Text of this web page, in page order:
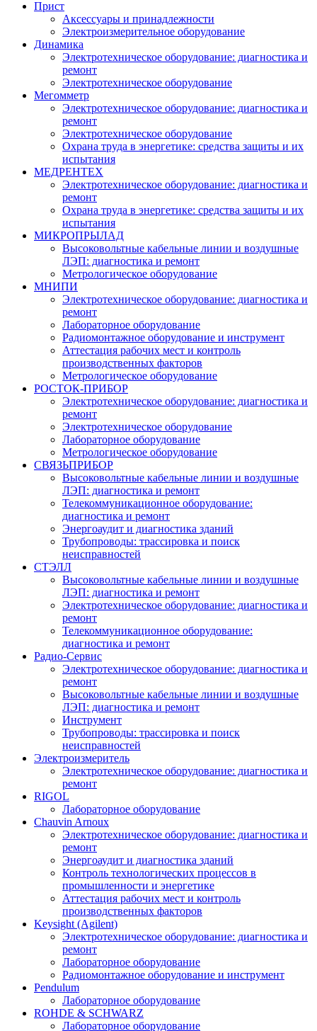
Прист
Аксессуары и принадлежности
Электроизмерительное оборудование
Динамика
Электротехническое оборудование: диагностика и
ремонт
Электротехническое оборудование
Мегомметр
Электротехническое оборудование: диагностика и
ремонт
Электротехническое оборудование
Охрана труда в энергетике: средства защиты и их
испытания
МЕДРЕНТЕХ
Электротехническое оборудование: диагностика и
ремонт
Охрана труда в энергетике: средства защиты и их
испытания
МИКРОПРЫЛАД
Высоковольтные кабельные линии и воздушные
ЛЭП: диагностика и ремонт
Метрологическое оборудование
МНИПИ
Электротехническое оборудование: диагностика и
ремонт
Лабораторное оборудование
Радиомонтажное оборудование и инструмент
Аттестация рабочих мест и контроль
производственных факторов
Метрологическое оборудование
РОСТОК-ПРИБОР
Электротехническое оборудование: диагностика и
ремонт
Электротехническое оборудование
Лабораторное оборудование
Метрологическое оборудование
СВЯЗЬПРИБОР
Высоковольтные кабельные линии и воздушные
ЛЭП: диагностика и ремонт
Телекоммуникационное оборудование:
диагностика и ремонт
Энергоаудит и диагностика зданий
Трубопроводы: трассировка и поиск
неисправностей
СТЭЛЛ
Высоковольтные кабельные линии и воздушные
ЛЭП: диагностика и ремонт
Электротехническое оборудование: диагностика и
ремонт
Телекоммуникационное оборудование:
диагностика и ремонт
Радио-Cервис
Электротехническое оборудование: диагностика и
ремонт
Высоковольтные кабельные линии и воздушные
ЛЭП: диагностика и ремонт
Инструмент
Трубопроводы: трассировка и поиск
неисправностей
Электроизмеритель
Электротехническое оборудование: диагностика и
ремонт
RIGOL
Лабораторное оборудование
Chauvin Arnoux
Электротехническое оборудование: диагностика и
ремонт
Энергоаудит и диагностика зданий
Контроль технологических процессов в
промышленности и энергетике
Аттестация рабочих мест и контроль
производственных факторов
Keysight (Agilent)
Электротехническое оборудование: диагностика и
ремонт
Лабораторное оборудование
Радиомонтажное оборудование и инструмент
Pendulum
Лабораторное оборудование
ROHDE & SCHWARZ
Лабораторное оборудование